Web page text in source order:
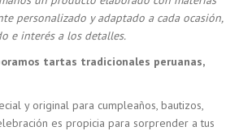
personalizado y adaptado a cada ocasión,
e interés a los detalles.
tartas tradicionales peruanas,
y original para cumpleaños, bautizos,
es propicia para sorprender a tus